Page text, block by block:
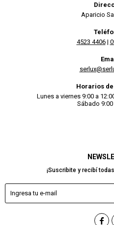
¡Suscribite y recibí

Aparicio
4523 4406|
Horarios
Lunes a viernes 9:00 a
Sábado